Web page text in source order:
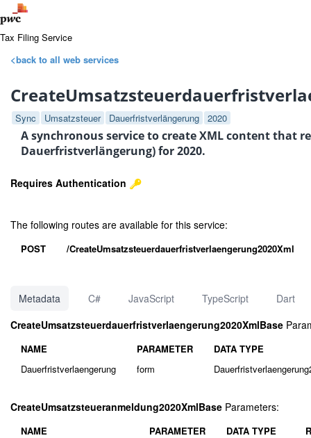
Tax Filing Service
<back to all web services
Sync Umsatzsteuer Dauerfristverlängerung 2020
A synchronous service to create XML content that
Dauerfristverlängerung) for 2020.
Requires Authentication
The following routes are available for this service:
POST /CreateUmsatzsteuerdauerfristverlaengerung2020Xml
Metadata C# JavaScript TypeScript
Dart
CreateUmsatzsteuerdauerfristverlaengerung2020XmlBase
NAME PARAMETER
DATA TYPE
Dauerfristverlaengerung
form
CreateUmsatzsteueranmeldung2020XmlBase Parameters:
NAME PARAMETER DATA TYPE